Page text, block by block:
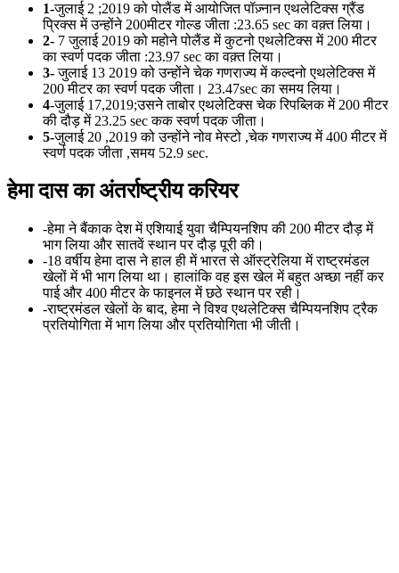
1-जुलाई 2 ;2019 को पोलैंड में आयोजित पॉज़्नान एथलेटिक्स ग्रैंड
प्रिक्स में उन्होंने 200मीटर गोल्ड जीता :23.65 sec का वक़्त लिया।
2- 7 जुलाई 2019 को महोने पोलैंड में कुटनो एथलेटिक्स में 200 मीटर
का स्वर्ण पदक जीता :23.97 sec का वक़्त लिया।
3-जुलाई 13 2019 को उन्होंने चेक गणराज्य में कल्दनो एथलेटिक्स में
200 मीटर का स्वर्ण पदक जीता। 23.47sec का समय लिया।
4-जुलाई 17,2019;उसने ताबोर एथलेटिक्स चेक रिपब्लिक में 200 मीटर
की दौड़ में 23.25 sec कक स्वर्ण पदक जीता।
5-जुलाई 20 ,2019 को उन्होंने नोव मेस्टो ,चेक गणराज्य में 400 मीटर में
स्वर्ण पदक जीता ,समय 52.9 sec.
हेमा दास का अंतर्राष्ट्रीय करियर
-हेमा ने बैंकाक देश में एशियाई युवा चैम्पियनशिप की 200 मीटर दौड़ में
भाग लिया और सातवें स्थान पर दौड़ पूरी की।
-18 वर्षीय हेमा दास ने हाल ही में भारत से ऑस्ट्रेलिया में राष्ट्रमंडल
खेलों में भी भाग लिया था। हालांकि वह इस खेल में बहुत अच्छा नहीं कर
पाई और 400 मीटर के फाइनल में छठे स्थान पर रही।
-राष्ट्रमंडल खेलों के बाद, हेमा ने विश्व एथलेटिक्स चैम्पियनशिप ट्रैक
प्रतियोगिता में भाग लिया और प्रतियोगिता भी जीती।